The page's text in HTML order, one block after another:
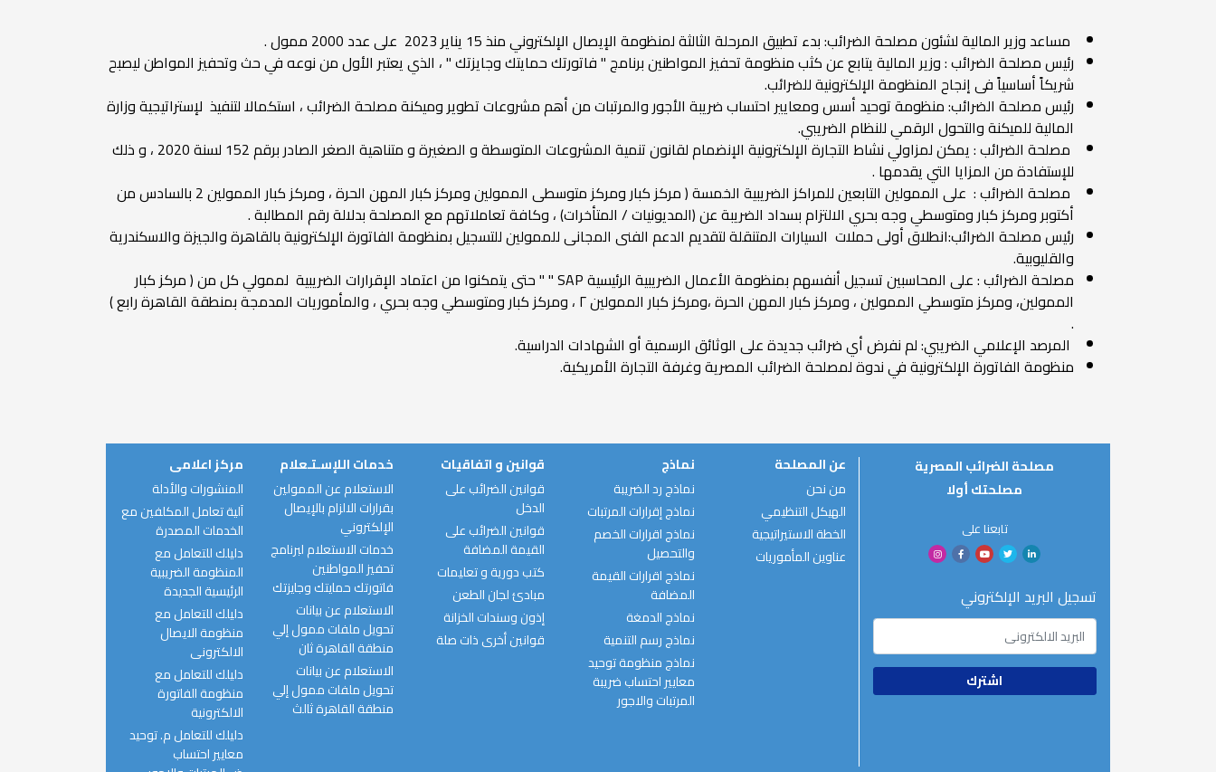
مساعد وزير المالية لشئون مصلحة الضرائب: بدء تطبيق المرحلة الثالثة لمنظومة الإيصال الإلكتروني منذ 15 يناير 2023 على عدد 2000 ممول .
رئيس مصلحة الضرائب : وزير المالية يتابع عن كثب منظومة تحفيز المواطنين برنامج " فاتورتك حمايتك وجايزتك " ، الذي يعتبر الأول من نوعه في حث وتحفيز المواطن ليصبح
شريكاً أساسياً فى إنجاح المنظومة الإلكترونية للضرائب.
رئيس مصلحة الضرائب: منظومة توحيد أسس ومعايير احتساب ضريبة الأجور والمرتبات من أهم مشروعات تطوير وميكنة مصلحة الضرائب ، استكمالا لتنفيذ لإستراتيجية وزارة
المالية للميكنة والتحول الرقمي للنظام الضريبي.
مصلحة الضرائب : يمكن لمزاولي نشاط التجارة الإلكترونية الإنضمام لقانون تنمية المشروعات المتوسطة و الصغيرة و متناهية الصغر الصادر برقم 152 لسنة 2020 ، و ذلك
للإستفادة من المزايا التي يقدمها .
مصلحة الضرائب : على الممولين التابعين للمراكز الضريبية الخمسة ( مركز كبار ومركز متوسطى الممولين ومركز كبار المهن الحرة ، ومركز كبار الممولين 2 بالسادس من
أكتوبر ومركز كبار ومتوسطي وجه بحري الالتزام بسداد الضريبة عن (المديونيات / المتأخرات) ، وكافة تعاملاتهم مع المصلحة بدلالة رقم المطالبة .
رئيس مصلحة الضرائب:انطلاق أولى حملات السيارات المتنقلة لتقديم الدعم الفنى المجانى للممولين للتسجيل بمنظومة الفاتورة الإلكترونية بالقاهرة والجيزة والاسكندرية
والقليوبية.
مصلحة الضرائب : على المحاسبين تسجيل أنفسهم بمنظومة الأعمال الضريبية الرئيسية SAP " " حتى يتمكنوا من اعتماد الإقرارات الضريبية لممولي كل من ( مركز كبار
الممولين، ومركز متوسطي الممولين ، ومركز كبار المهن الحرة ،ومركز كبار الممولين ٢ ، ومركز كبار ومتوسطي وجه بحري ، والمأموريات المدمجة بمنطقة القاهرة رابع )
.
المرصد الإعلامي الضريبي: لم نفرض أي ضرائب جديدة على الوثائق الرسمية أو الشهادات الدراسية.
منظومة الفاتورة الإلكترونية في ندوة لمصلحة الضرائب المصرية وغرفة التجارة الأمريكية.
مصلحة الضرائب المصرية
مصلحتك أولا
تابعنا على
تسجيل البريد الإلكتروني
عن المصلحة
من نحن
الهيكل التنظيمي
الخطة الاستيراتيجية
عناوين المأموريات
نماذج
نماذج رد الضريبة
نماذج إقرارات المرتبات
نماذج اقرارات الخصم
والتحصيل
نماذج اقرارات القيمة
المضافة
نماذج الدمغة
نماذج رسم التنمية
نماذج منظومة توحيد
معايير احتساب ضريبة
المرتبات والاجور
قوانين و اتفاقيات
قوانين الضرائب على
الدخل
قوانين الضرائب على
القيمة المضافة
كتب دورية و تعليمات
مبادئ لجان الطعن
إذون وسندات الخزانة
قوانين أخرى ذات صلة
خدمات اللإسـتـعلام
الاستعلام عن الممولين
بقرارات الالزام بالإيصال
الإلكتروني
خدمات الاستعلام لبرنامج
تحفيز المواطنين
فاتورتك حمايتك وجايزتك
الاستعلام عن بيانات
تحويل ملفات ممول إلي
منطقة القاهرة ثان
الاستعلام عن بيانات
تحويل ملفات ممول إلي
منطقة القاهرة ثالث
مركز اعلامى
المنشورات والأدلة
آلية تعامل المكلفين مع
الخدمات المصدرة
دليلك للتعامل مع
المنظومة الضريبية
الرئيسية الجديدة
دليلك للتعامل مع
منظومة الايصال
الالكترونى
دليلك للتعامل مع
منظومة الفاتورة
الالكترونية
دليلك للتعامل م. توحيد
معايير احتساب